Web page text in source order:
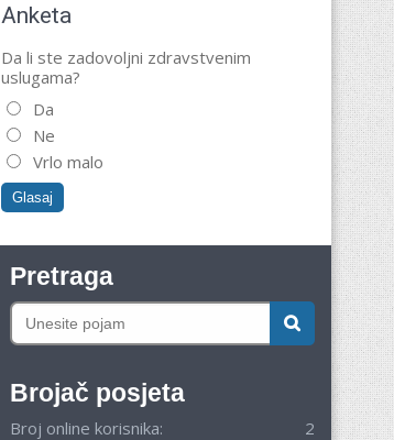
Anketa
Da li ste zadovoljni zdravstvenim
uslugama?
Da
Ne
Vrlo malo
Pretraga
Brojač posjeta
Broj online korisnika: 2